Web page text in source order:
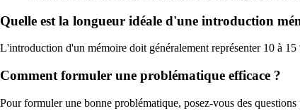
Quelle est la longueur idéale d'une introduction
L'introduction d'un mémoire doit généralement représenter 10 à
Comment formuler une problématique efficace ?
Pour formuler une bonne problématique, posez-vous des